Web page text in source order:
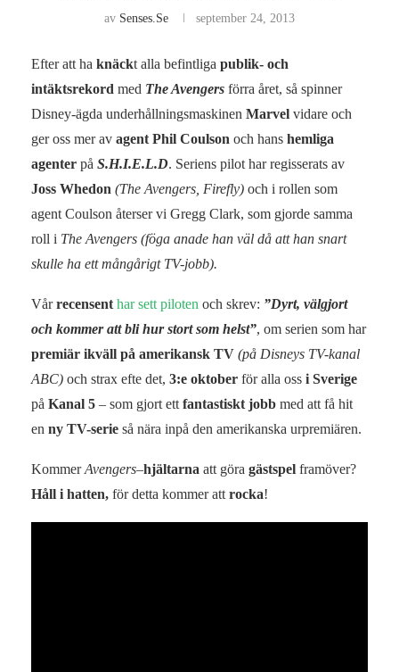
av Senses.se september 24, 2013
Efter att ha knäckt alla befintliga publik- och
intäktsrekord med The Avengers förra året, så spinner
Disney-ägda underhållningsmaskinen Marvel vidare och
ger oss mer av agent Phil Coulson och hans hemliga
agenter på S.H.I.E.L.D. Seriens pilot har regisserats av
Joss Whedon (The Avengers, Firefly) och i rollen som
agent Coulson återser vi Gregg Clark, som gjorde samma
roll i The Avengers (föga anade han väl då att han snart
skulle ha ett mångårigt TV-jobb).
Vårrecensent har sett piloten och skrev: ”Dyrt, välgjort
och kommer att bli hur stort som helst”, om serien som har
premiär ikväll på amerikansk TV (på Disneys TV-kanal
ABC) och strax efte det, 3:e oktober för alla oss i Sverige
på Kanal 5 – som gjort ett fantastiskt jobb med att få hit
en ny TV-serie så nära inpå den amerikanska urpremiären.
KommerAvengers–hjältarna att göra gästspel framöver?
Håll i hatten, för detta kommer att rocka!